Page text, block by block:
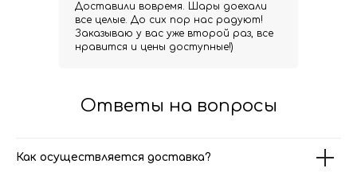
Доставили вовремя. Шары доехали
все целые. До сих пор нас радуют!
Заказываю у вас уже второй раз, все
нравится и цены доступные!)
Ответы на вопросы
Как осуществляется доставка?